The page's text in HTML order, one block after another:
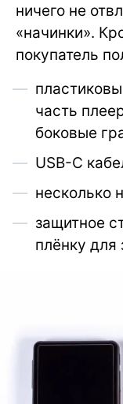
ничего не
«начинки».
покупатель
часть
боковые
USB-C
несколько
защитное
плёнку для